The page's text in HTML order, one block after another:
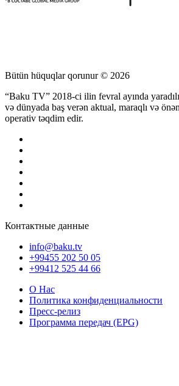
Bütün hüquqlar qorunur © 2026
“Baku TV” 2018-ci ilin fevral ayında
və dünyada baş verən aktual, maraqlı və
operativ təqdim edir.
Контактные данные
info@baku.tv
+99455 202 50 05
+99412 525 44 66
О Нас
Политика конфиденциальности
Пресс-релиз
Программа передач (EPG)